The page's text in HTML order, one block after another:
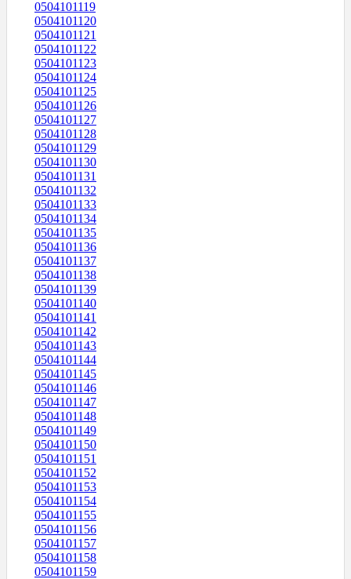
0504101119
0504101120
0504101121
0504101122
0504101123
0504101124
0504101125
0504101126
0504101127
0504101128
0504101129
0504101130
0504101131
0504101132
0504101133
0504101134
0504101135
0504101136
0504101137
0504101138
0504101139
0504101140
0504101141
0504101142
0504101143
0504101144
0504101145
0504101146
0504101147
0504101148
0504101149
0504101150
0504101151
0504101152
0504101153
0504101154
0504101155
0504101156
0504101157
0504101158
0504101159